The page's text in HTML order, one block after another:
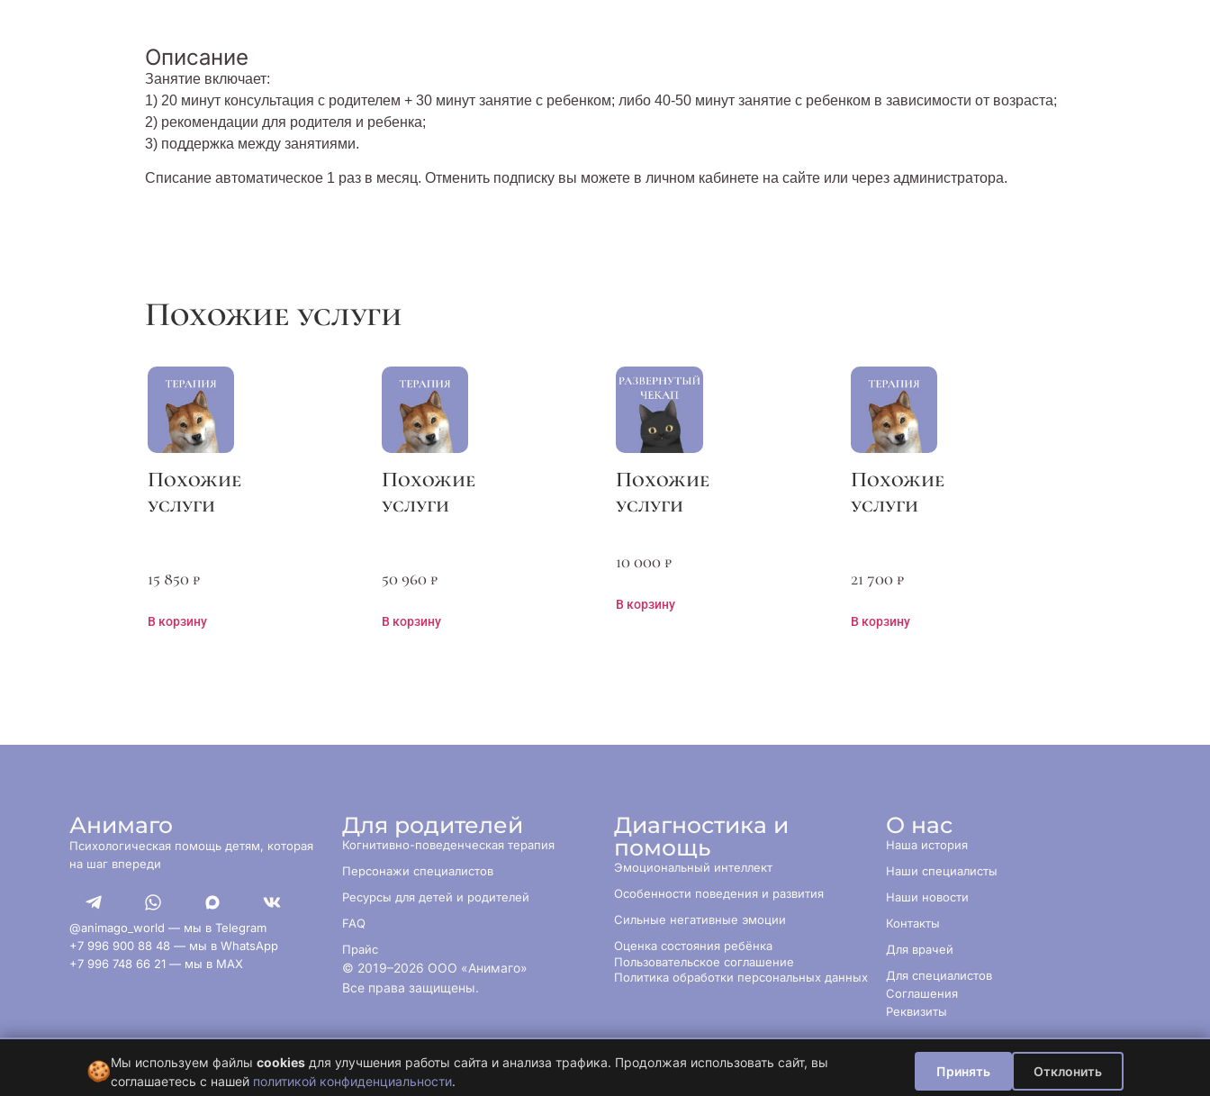
Описание
Занятие включает:
1) 20 минут консультация с родителем + 30 минут занятие с ребенком; либо 40-50 минут занятие с ребенком в зависимости от возраста;
2) рекомендации для родителя и ребенка;
3) поддержка между занятиями.
Списание автоматическое 1 раз в месяц. Отменить подписку вы можете в личном кабинете на сайте или через администратора.
15 850 ₽
В корзину
50 960 ₽
В корзину
10 000 ₽
В корзину
21 700 ₽
В корзину
Анимаго
Психологическая помощь детям, которая
на шаг впереди
@animago_world — мы в Telegram
+7 996 900 88 48 — мы в WhatsApp
+7 996 748 66 21 — мы в MAX
Для родителей
Когнитивно-поведенческая терапия
Персонажи специалистов
Ресурсы для детей и родителей
FAQ
Прайс
© 2019–2026 ООО «Анимаго»
Все права защищены.
Диагностика и
помощь
Эмоциональный интеллект
Особенности поведения и развития
Сильные негативные эмоции
Оценка состояния ребёнка
Пользовательское соглашение
Политика обработки персональных данных
О нас
Наша история
Наши специалисты
Наши новости
Контакты
Для врачей
Для специалистов
Соглашения
Реквизиты
🍪Мы используем файлы cookies для улучшения работы сайта и анализа трафика. Продолжая использовать сайт, вы
соглашаетесь с нашей политикой конфиденциальности.
Принять Отклонить